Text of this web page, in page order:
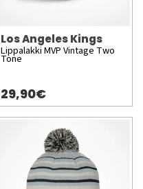
Los Angeles Kings
Lippalakki MVP Vintage Two
Tone
29,90€